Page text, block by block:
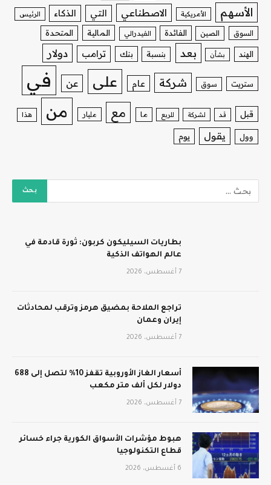
الأسهم الأمريكية الاصطناعي التي الذكاء الرئيس
السوق الصين الفائدة الفيدرالي المالية المتحدة
الهند بشأن بعد بنسبة بنك ترامب دولار
ستريت سوق شركة عام على عن في
قبل قد لشركة للربع ما مع مليار من هذا
وول يقول يوم
بطاريات السيليكون كربون: ثورة قادمة في
عالم الهواتف الذكية
7 أغسطس، 2026
تراجع الملاحة بمضيق هرمز وترقب لمحادثات
إيران وعمان
7 أغسطس، 2026
أسعار الغاز الأوروبية تقفز 10% لتصل إلى 688
دولار لكل ألف متر مكعب
7 أغسطس، 2026
هبوط مؤشرات الأسواق الكورية جراء خسائر
قطاع التكنولوجيا
6 أغسطس، 2026